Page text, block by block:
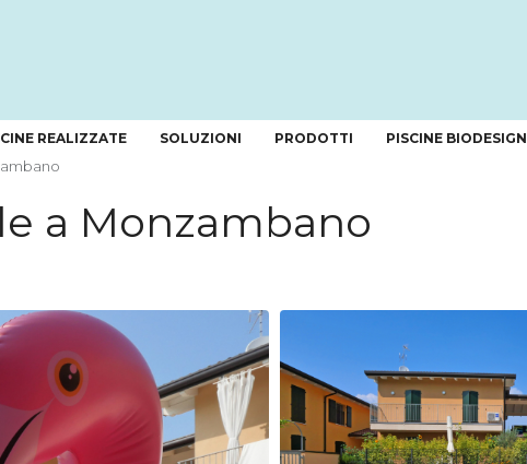
REALIZZATE SOLUZIONI PRODOTTI PISCINE BIODESIGN
a Monzambano